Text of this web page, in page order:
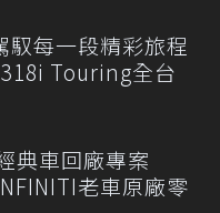
馭每一段精彩旅程
Touring全台
典車回廠專案
老車原廠零